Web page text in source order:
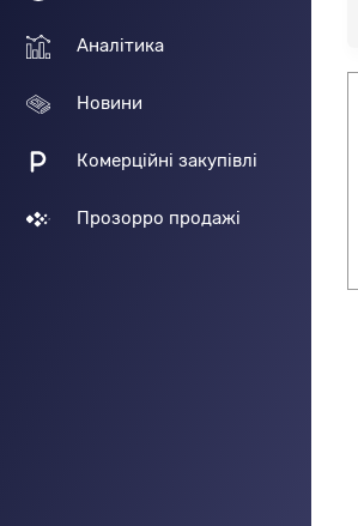
Аналітика
Новини
Комерційні закупівлі
Прозорро продажі